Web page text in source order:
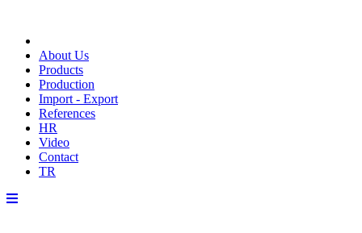
About Us
Products
Production
Import - Export
References
HR
Video
Contact
TR